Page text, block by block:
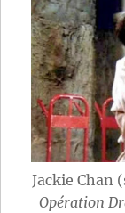
Jackie Chan
Opération